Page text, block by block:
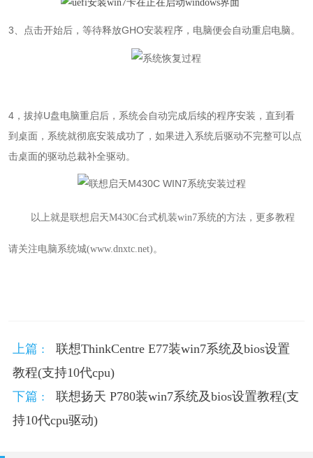
3 、点击开始后，等待释放GHO安装程序，电脑便会自动重启电脑。
4，拔掉U盘电脑重启后，系统会自动完成后续的程序安装，直到看
到桌面，系统就彻底安装成功了，如果进入系统后驱动不完整可以点
击桌面的驱动总裁补全驱动。
以上就是联想启天M430C台式机装win7系统的方法，更多教程
请关注电脑系统城(www.dnxtc.net)。
上篇 :
联想ThinkCentre E77装win7系统及bios设置
教程(支持10代cpu)
下篇 :
联想扬天 P780装win7系统及bios设置教程(支
持10代cpu驱动)